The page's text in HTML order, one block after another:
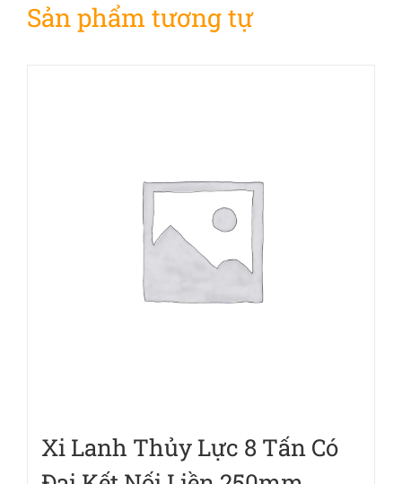
Sản phẩm tương tự
Xi Lanh Thủy Lực 8 Tấn Có